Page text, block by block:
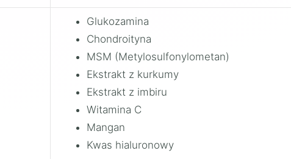
Glukozamina
Chondroityna
MSM (Metylosulfonylometan)
Ekstrakt z kurkumy
Ekstrakt z imbiru
Witamina C
Mangan
Kwas hialuronowy